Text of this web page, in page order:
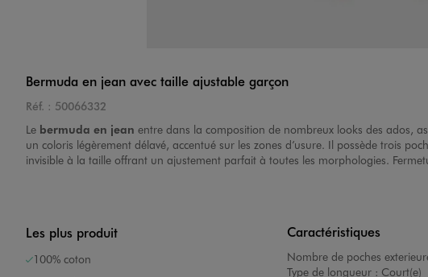
Bermuda en jean avec taille ajustable garçon
Réf. : 50066332
Le bermuda en jean entre dans la composition de nombreux looks des ados,
un coloris légèrement délavé, accentué sur les zones d’usure. Il possède trois
invisible à la taille offrant un ajustement parfait à toutes les morphologies.
Les plus produit
100% coton
Caractéristiques
Nombre de poches
Type de longueur : Court(e)